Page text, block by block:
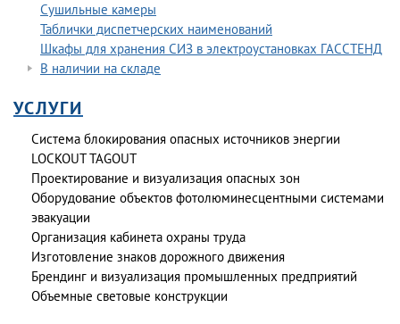
Сушильные камеры
Таблички диспетчерских наименований
Шкафы для хранения СИЗ в электроустановках ГАССТЕНД
В наличии на складе
УСЛУГИ
Система блокирования опасных источников энергии
LOCKOUT TAGOUT
Проектирование и визуализация опасных зон
Оборудование объектов фотолюминесцентными системами
эвакуации
Организация кабинета охраны труда
Изготовление знаков дорожного движения
Брендинг и визуализация промышленных предприятий
Объемные световые конструкции